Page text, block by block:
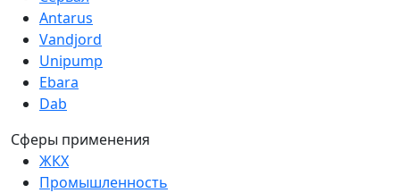
Antarus
Vandjord
Unipump
Ebara
Dab
Сферы применения
ЖКХ
Промышленность